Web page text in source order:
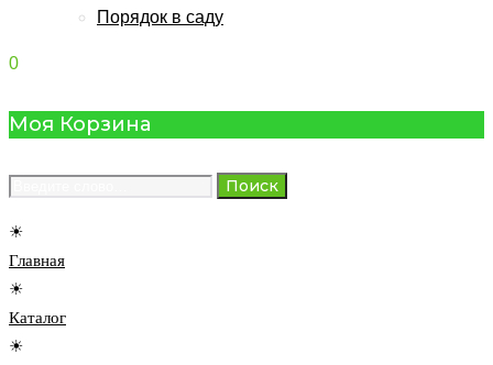
Порядок в саду
0
Моя Корзина
Поиск
☀
Главная
☀
Каталог
☀